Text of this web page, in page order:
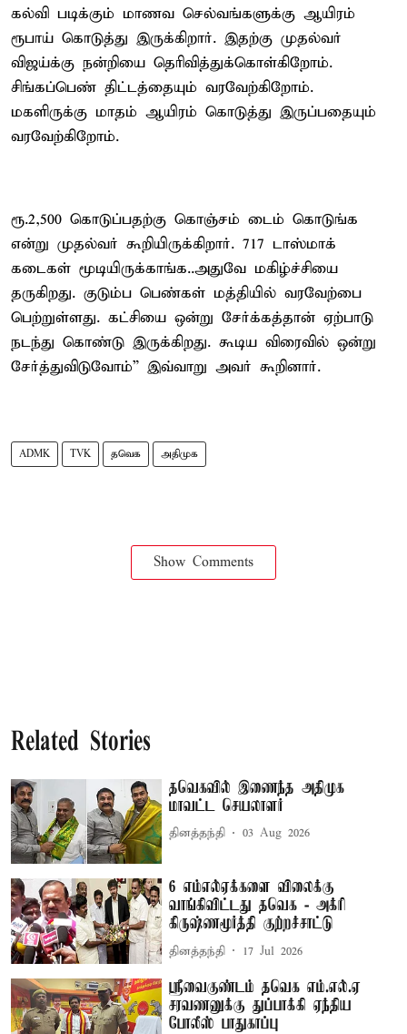
கல்வி படிக்கும் மாணவ செல்வங்களுக்கு ஆயிரம்
ரூபாய் கொடுத்து இருக்கிறார். இதற்கு முதல்வர்
விஜய்க்கு நன்றியை தெரிவித்துக்கொள்கிறோம்.
சிங்கப்பெண் திட்டத்தையும் வரவேற்கிறோம்.
மகளிருக்கு மாதம் ஆயிரம் கொடுத்து இருப்பதையும்
வரவேற்கிறோம்.
ரூ.2,500 கொடுப்பதற்கு கொஞ்சம் டைம் கொடுங்க
என்று முதல்வர் கூறியிருக்கிறார். 717 டாஸ்மாக்
கடைகள் மூடியிருக்காங்க..அதுவே மகிழ்ச்சியை
தருகிறது. குடும்ப பெண்கள் மத்தியில் வரவேற்பை
பெற்றுள்ளது. கட்சியை ஒன்று சேர்க்கத்தான் ஏற்பாடு
நடந்து கொண்டு இருக்கிறது. கூடிய விரைவில் ஒன்று
சேர்த்துவிடுவோம்” இவ்வாறு அவர் கூறினார்.
ADMK TVK தவெக அதிமுக
Show Comments
Related Stories
தவெகவில் இணைந்த அதிமுக
மாவட்ட செயலாளர்
தினத்தந்தி 03 Aug 2026
6 எம்எல்ஏக்களை விலைக்கு
வாங்கிவிட்டது தவெக - அக்ரி
கிருஷ்ணமூர்த்தி குற்றச்சாட்டு
தினத்தந்தி 17 Jul 2026
ஸ்ரீவைகுண்டம் தவெக எம்.எல்.ஏ
சரவணனுக்கு துப்பாக்கி ஏந்திய
போலீஸ் பாதுகாப்பு